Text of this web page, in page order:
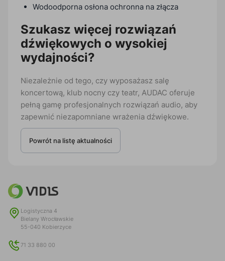
Wodoodporna osłona ochronna na złącza
Szukasz więcej rozwiązań
dźwiękowych o wysokiej
wydajności?
Niezależnie od tego, czy wyposażasz salę
koncertową, klub nocny czy teatr, AUDAC oferuje
pełną gamę profesjonalnych rozwiązań audio, aby
zapewnić niezapomniane wrażenia dźwiękowe.
Powrót na listę aktualności
Logistyczna 4
Bielany Wrocławskie
55-040 Kobierzyce
71 33 880 00